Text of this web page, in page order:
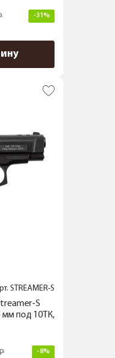
-31%
STREAMER-S
S
мм под 10ТК,
-8%